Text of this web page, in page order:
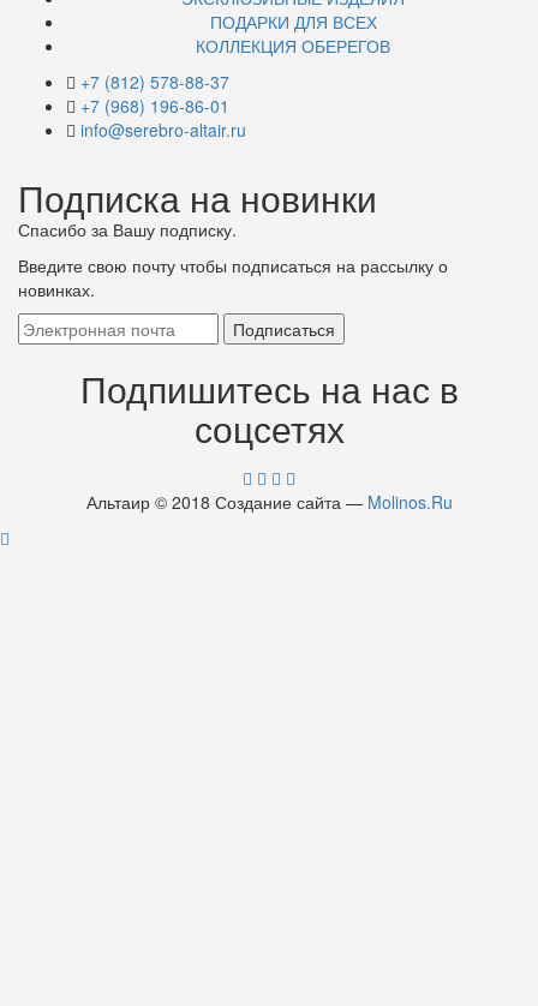
ПОДАРКИ ДЛЯ ВСЕХ
КОЛЛЕКЦИЯ ОБЕРЕГОВ
+7 (812) 578-88-37
+7 (968) 196-86-01
info@serebro-altair.ru
Подписка на новинки
Спасибо за Вашу подписку.
Введите свою почту чтобы подписаться на рассылку о
новинках.
Подпишитесь на нас в
соцсетях
Альтаир © 2018 Создание сайта — Molinos.Ru